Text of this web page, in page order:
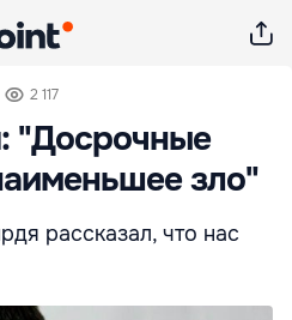
2 117
"Досрочные
зло"
рассказал, что нас